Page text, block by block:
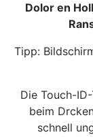
Dolor en
Tipp:
Die Touch-
beim
schnell